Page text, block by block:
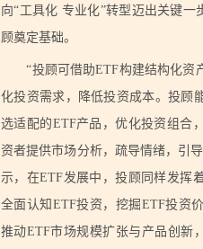
向“工具化 专业化”转型迈出关键
顾奠定基础。
“投顾可借助ETF构建结构化资
化投资需求，降低投资成本。投顾
选适配的ETF产品，优化投资组合
资者提供市场分析，疏导情绪，引
示，在ETF发展中，投顾同样发挥
全面认知ETF投资，挖掘ETF投资
推动ETF市场规模扩张与产品创新